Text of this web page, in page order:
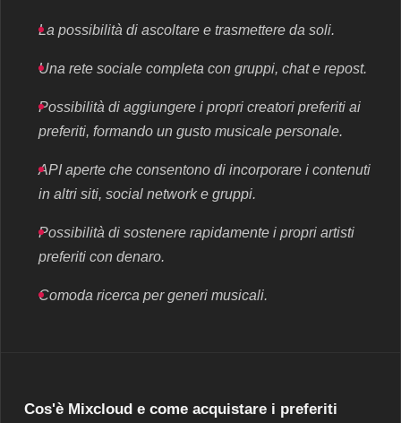
La possibilità di ascoltare e trasmettere da soli.
Una rete sociale completa con gruppi, chat e repost.
Possibilità di aggiungere i propri creatori preferiti ai
preferiti, formando un gusto musicale personale.
API aperte che consentono di incorporare i contenuti
in altri siti, social network e gruppi.
Possibilità di sostenere rapidamente i propri artisti
preferiti con denaro.
Comoda ricerca per generi musicali.
Cos'è Mixcloud e come acquistare i preferiti